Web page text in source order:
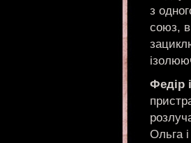
з
союз, в
Федір
Ольга